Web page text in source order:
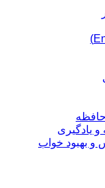
یادگیری
بهبود خواب